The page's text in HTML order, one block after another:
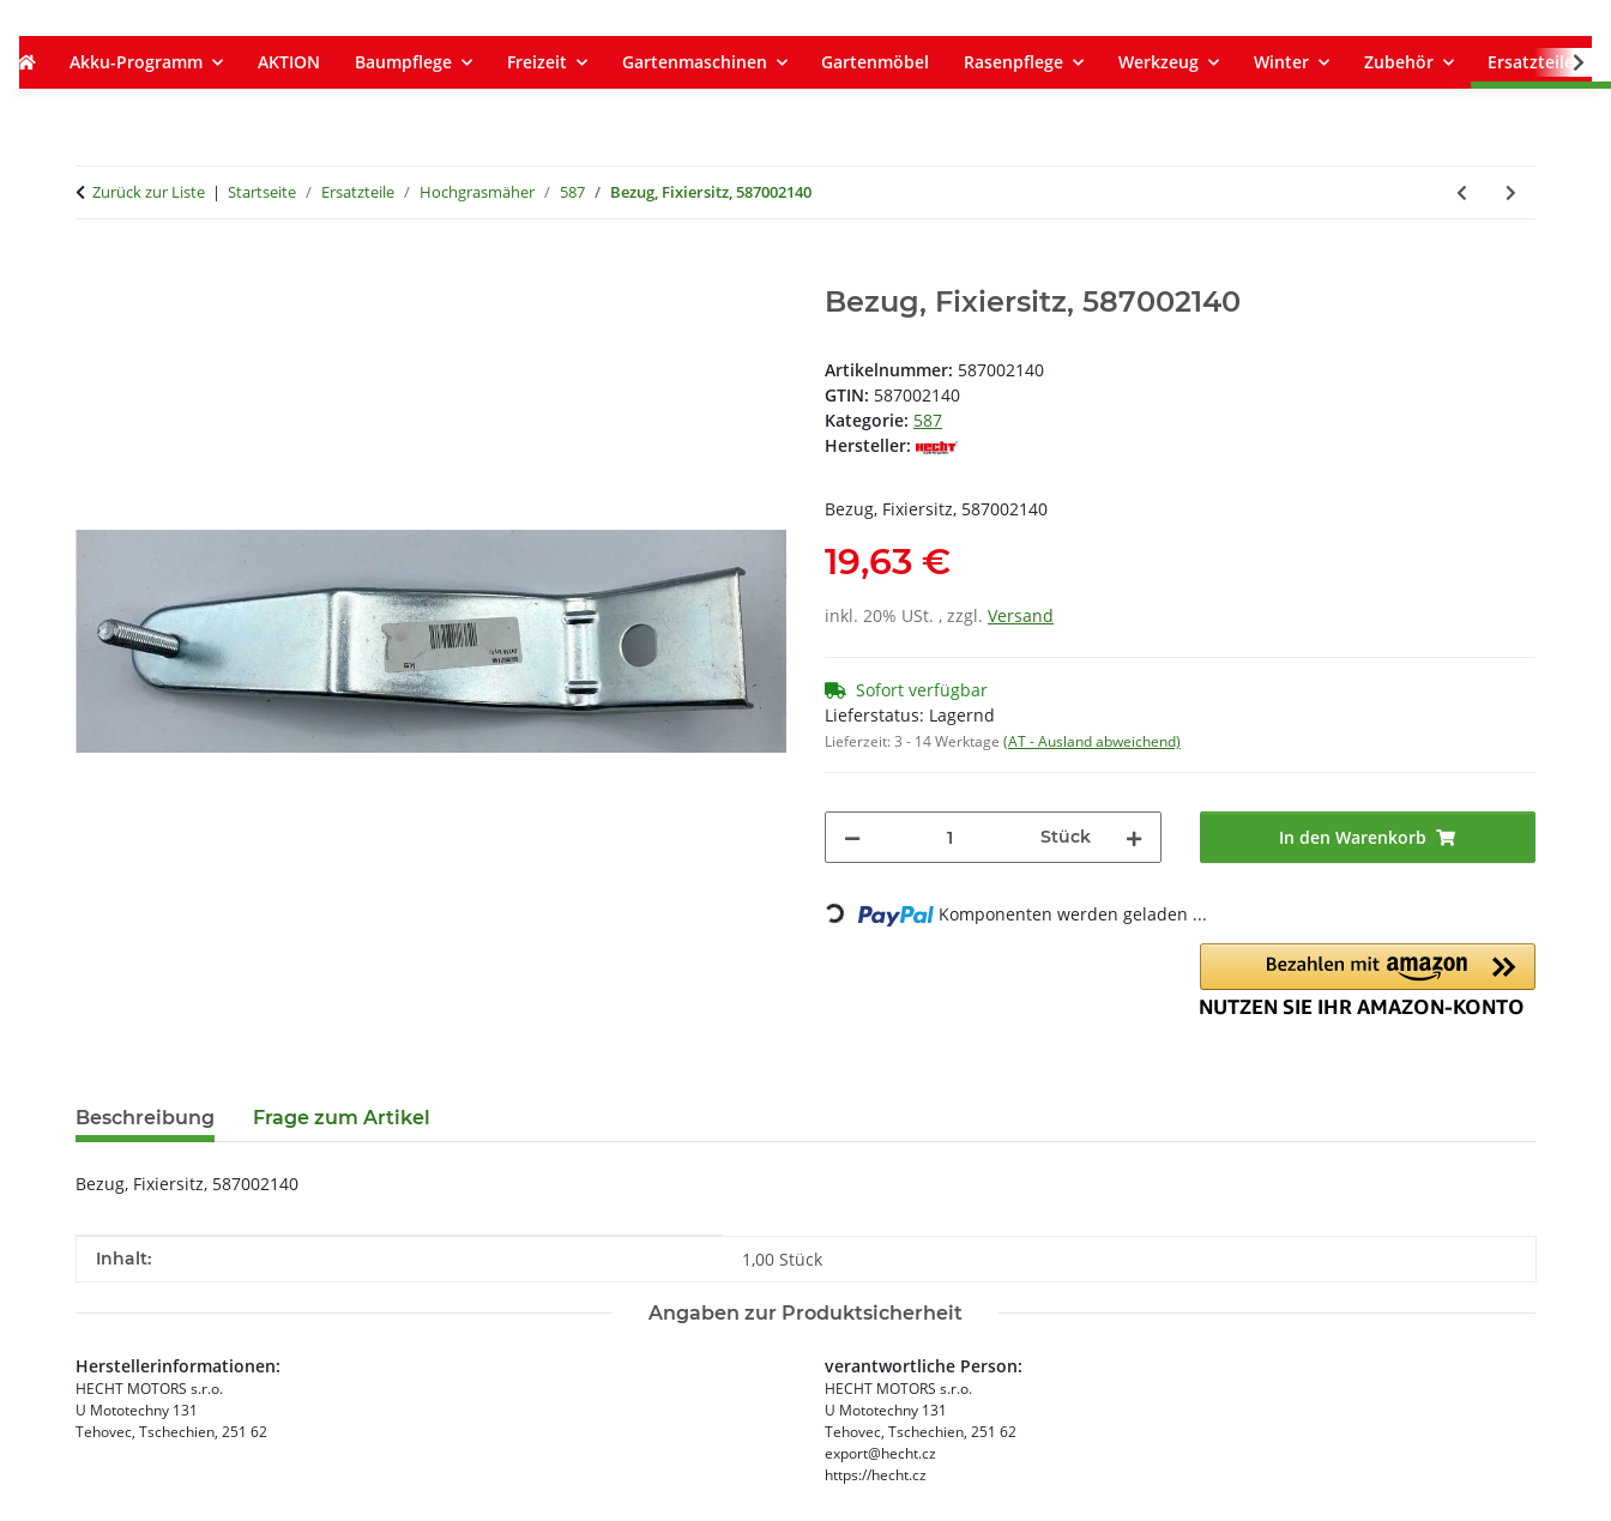
Akku-Programm AKTION Baumpflege Freizeit Gartenmaschinen Gartenmöbel Rasenpflege Werkzeug Winter Zubehör Ersatzteile
Zurück zur Liste Startseite Ersatzteile Hochgrasmäher 587 Bezug, Fixiersitz, 587002140
Bezug, Fixiersitz, 587002140
Artikelnummer: 587002140
GTIN: 587002140
Kategorie: 587
Hersteller:
Bezug, Fixiersitz, 587002140
19,63 €
inkl. 20% USt. , zzgl. Versand
Sofort verfügbar
Lieferstatus: Lagernd
Lieferzeit:3 - 14 Werktage (AT - Ausland abweichend)
Stück In den Warenkorb
Loading... Komponenten werden geladen ...
Beschreibung Frage zum Artikel
Bezug, Fixiersitz, 587002140
Produkteigenschaft
Wert
Inhalt: 1,00 Stück
Angaben zur Produktsicherheit
Herstellerinformationen:
HECHT MOTORS s.r.o.
U Mototechny 131
Tehovec, Tschechien, 251 62
verantwortliche Person:
HECHT MOTORS s.r.o.
U Mototechny 131
Tehovec, Tschechien, 251 62
export@hecht.cz
https://hecht.cz